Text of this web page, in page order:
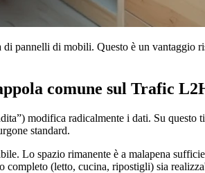
pannelli di mobili. Questo è un vantaggio
comune sul Trafic
modifica radicalmente i dati. Su questo
standard.
Lo spazio rimanente è a malapena
(letto, cucina, ripostigli) sia